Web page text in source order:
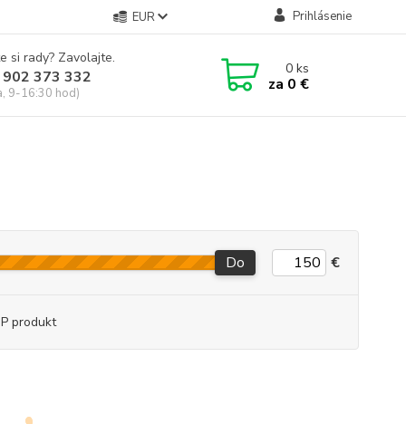
EUR Prihlásenie
si rady? Zavolajte.
373 332
9-16:30 hod)
0ks
za 0 €
Do €
produkt